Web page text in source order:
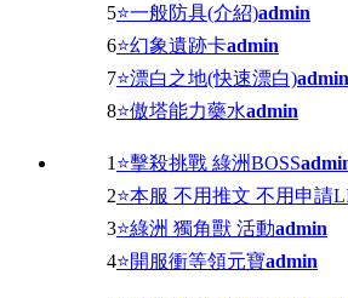
5⭐一般防具(介紹)admin
6⭐幻象遺跡卡admin
7⭐漂白之地(快速漂白)admin
8⭐傲塔能力藥水admin
1 ⭐擊殺挑戰 綠洲BOSS
2⭐本服 不用推文 不用申請
3⭐綠洲 獨角獸 活動admin
4⭐開服衝等領元寶admin